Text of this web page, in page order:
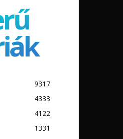
9317
4333
4122
1331